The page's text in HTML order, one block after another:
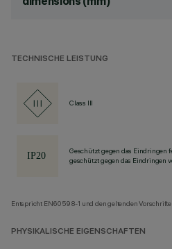
TECHNISCHE LEISTUNG
Class III
Geschützt gegen das Eindringen
geschützt gegen das Eindringen
Entspricht EN60598-1 und den geltenden
PHYSIKALISCHE EIGENSCHAFTEN